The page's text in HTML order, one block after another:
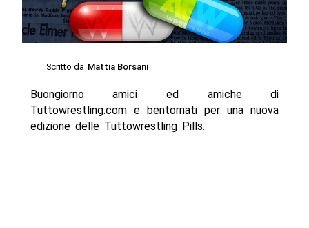
Scritto da Mattia Borsani
Buongiorno amici ed amiche di
Tuttowrestling.com e bentornati per una nuova
edizione delle Tuttowrestling Pills.